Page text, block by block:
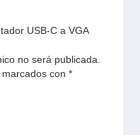
USB-C a VGA
no será publicada.
con *